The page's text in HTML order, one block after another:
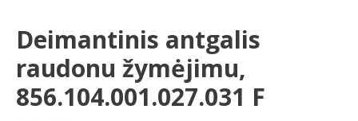
Deimantinis antgalis
raudonu žymėjimu,
856.104.001.027.031 F